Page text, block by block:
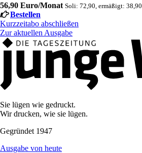
56,90 Euro/Monat Soli: 72,90, ermäßigt: 38,90
Bestellen
Kurzzeitabo abschließen
Zur aktuellen Ausgabe
Sie lügen wie gedruckt.
Wir drucken, wie sie lügen.
Gegründet 1947
Ausgabe von heute